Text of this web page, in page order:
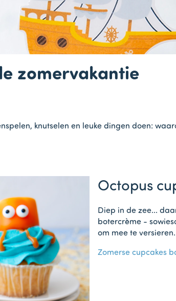
zomervakantie
knutselen en leuke dingen doen:
Octopus
Diep in de zee...
botercrème -
om mee te versieren.
Zomerse cupcakes